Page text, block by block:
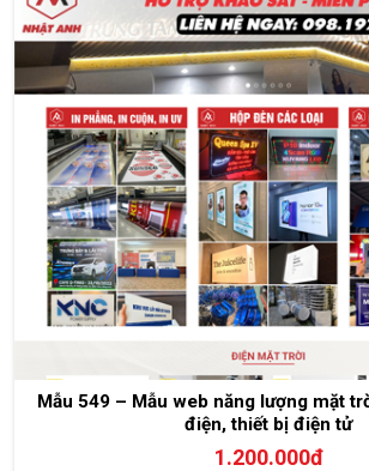
Mẫu 549 – Mẫu web năng lượng mặt
điện, thiết bị điện tử
1.200.000đ